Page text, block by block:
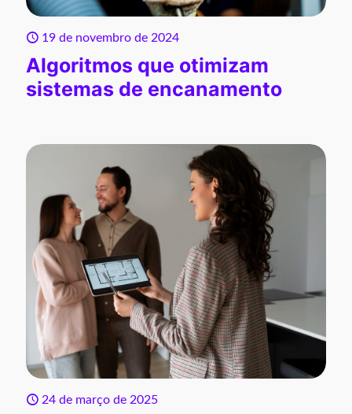
19 de novembro de 2024
Algoritmos que otimizam
sistemas de encanamento
24 de março de 2025